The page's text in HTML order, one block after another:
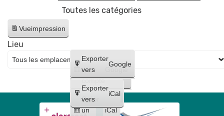
Toutes les catégories
Vueimpression
Créer
un
compte
Google
Créer
un
iCal
Exporter
vers
Google
Exporter
vers
iCal
Lieu